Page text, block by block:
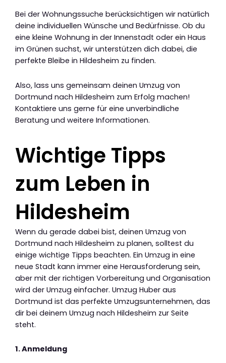
Bei der Wohnungssuche berücksichtigen wir natürlich
deine individuellen Wünsche und Bedürfnisse. Ob du
eine kleine Wohnung in der Innenstadt oder ein Haus
im Grünen suchst, wir unterstützen dich dabei, die
perfekte Bleibe in Hildesheim zu finden.
Also, lass uns gemeinsam deinen Umzug von
Dortmund nach Hildesheim zum Erfolg machen!
Kontaktiere uns gerne für eine unverbindliche
Beratung und weitere Informationen.
Wichtige Tipps
zum Leben in
Hildesheim
Wenn du gerade dabei bist, deinen Umzug von
Dortmund nach Hildesheim zu planen, solltest du
einige wichtige Tipps beachten. Ein Umzug in eine
neue Stadt kann immer eine Herausforderung sein,
aber mit der richtigen Vorbereitung und Organisation
wird der Umzug einfacher. Umzug Huber aus
Dortmund ist das perfekte Umzugsunternehmen, das
dir bei deinem Umzug nach Hildesheim zur Seite
steht.
1. Anmeldung